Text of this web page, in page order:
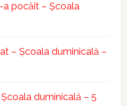
a pocăit – Școala
– Școala duminicală –
duminicală – 5